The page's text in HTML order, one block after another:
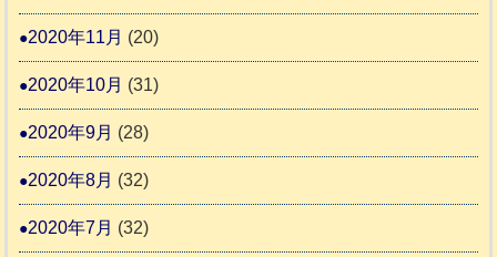
2020年11月 (20)
2020年10月 (31)
2020年9月 (28)
2020年8月 (32)
2020年7月 (32)